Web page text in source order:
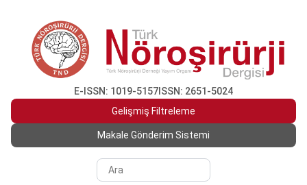
E-ISSN: 1019-5157 ISSN: 2651-5024
Gelişmiş Filtreleme
Makale Gönderim Sistemi